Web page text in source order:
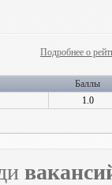
Подробнее о
Баллы
1.0